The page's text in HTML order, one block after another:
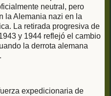
neutral, pero
la Alemania nazi en la
La retirada progresiva de
y 1944 reflejó el cambio
la derrota alemana
expedicionaria de